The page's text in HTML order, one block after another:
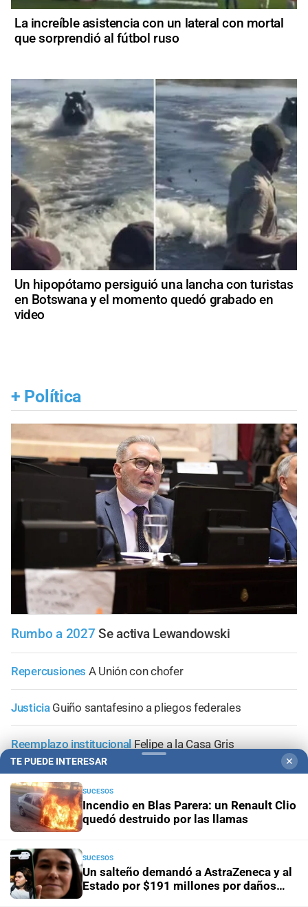
La increíble asistencia con un lateral con mortal
que sorprendió al fútbol ruso
Un hipopótamo persiguió una lancha con turistas
en Botswana y el momento quedó grabado en
video
+ Política
Rumbo a 2027 Se activa Lewandowski
Repercusiones A Unión con chofer
Justicia Guiño santafesino a pliegos federales
Reemplazo institucionalFelipe a la Casa Gris
Modificaciones y tratamiento veloz
una comisión de seguimiento y control a la ley de
emergencia hídrica
+Área Metropolitana
TE PUEDE INTERESAR ✕
SUCESOS
Incendio en Blas Parera: un Renault Clio
quedó destruido por las llamas
SUCESOS
Un salteño demandó a AstraZeneca y al
Estado por $191 millones por daños